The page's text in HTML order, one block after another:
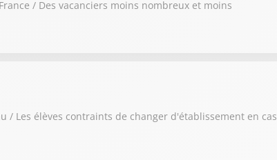
/ Des vacanciers moins nombreux et moins
Les élèves contraints de changer d'établissement en cas